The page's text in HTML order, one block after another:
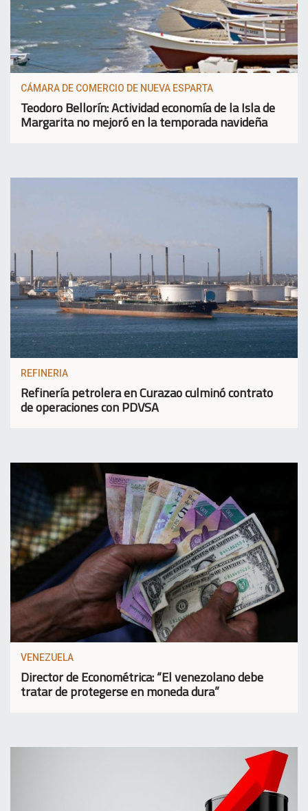
CÁMARA DE COMERCIO DE NUEVA ESPARTA
Teodoro Bellorín: Actividad economía de la Isla de
Margarita no mejoró en la temporada navideña
REFINERIA
Refinería petrolera en Curazao culminó contrato
de operaciones con PDVSA
VENEZUELA
Director de Econométrica: “El venezolano debe
tratar de protegerse en moneda dura”